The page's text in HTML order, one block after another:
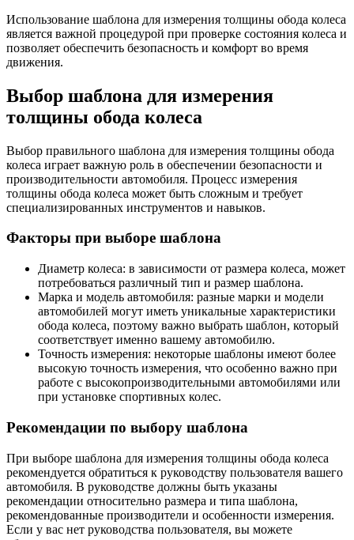
Использование шаблона для измерения толщины обода колеса
является важной процедурой при проверке состояния колеса и
позволяет обеспечить безопасность и комфорт во время
движения.
Выбор шаблона для измерения
толщины обода колеса
Выбор правильного шаблона для измерения толщины обода
колеса играет важную роль в обеспечении безопасности и
производительности автомобиля. Процесс измерения
толщины обода колеса может быть сложным и требует
специализированных инструментов и навыков.
Факторы при выборе шаблона
Диаметр колеса: в зависимости от размера колеса, может
потребоваться различный тип и размер шаблона.
Марка и модель автомобиля: разные марки и модели
автомобилей могут иметь уникальные характеристики
обода колеса, поэтому важно выбрать шаблон, который
соответствует именно вашему автомобилю.
Точность измерения: некоторые шаблоны имеют более
высокую точность измерения, что особенно важно при
работе с высокопроизводительными автомобилями или
при установке спортивных колес.
Рекомендации по выбору шаблона
При выборе шаблона для измерения толщины обода колеса
рекомендуется обратиться к руководству пользователя вашего
автомобиля. В руководстве должны быть указаны
рекомендации относительно размера и типа шаблона,
рекомендованные производители и особенности измерения.
Если у вас нет руководства пользователя, вы можете